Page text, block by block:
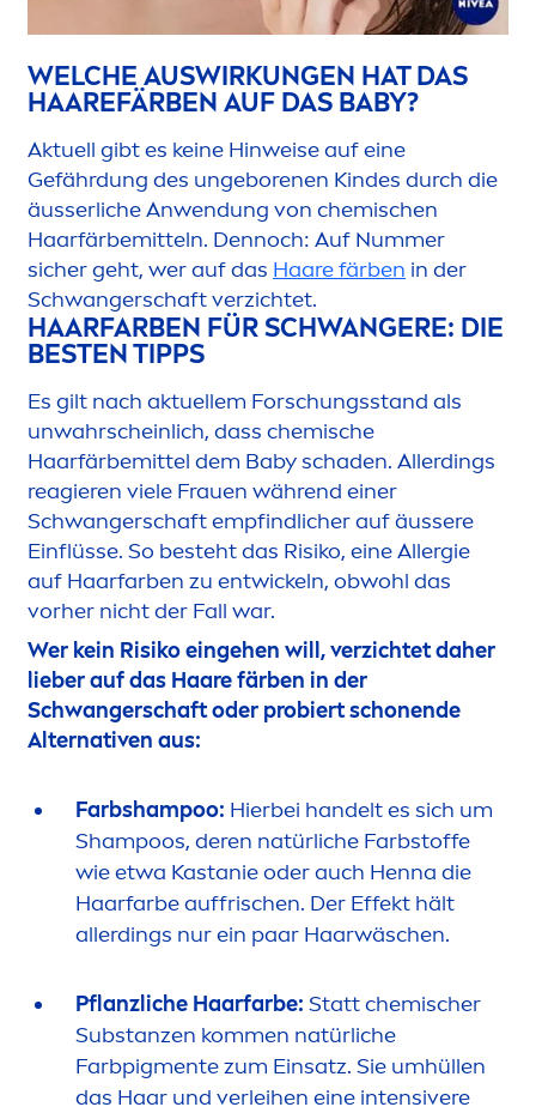
WELCHE AUSWIRKUNGEN HAT DAS
HAAREFÄRBEN AUF DAS BABY?
Aktuell gibt es keine Hinweise auf eine
Gefährdung des ungeborenen Kindes durch die
äusserliche Anwendung von chemischen
Haarfärbemitteln. Dennoch: Auf Nummer
sicher geht, wer auf das Haare färben in der
Schwangerschaft verzichtet.
HAARFARBEN FÜR SCHWANGERE: DIE
BESTEN TIPPS
Es gilt nach aktuellem Forschungsstand als
unwahrscheinlich, dass chemische
Haarfärbemittel dem Baby schaden. Allerdings
reagieren viele Frauen während einer
Schwangerschaft empfindlicher auf äussere
Einflüsse. So besteht das Risiko, eine Allergie
auf Haarfarben zu entwickeln, obwohl das
vorher nicht der Fall war.
Wer kein Risiko eingehen will, verzichtet daher
lieber auf das Haare färben in der
Schwangerschaft oder probiert schonende
Alternativen aus:
Farbshampoo: Hierbei handelt es sich um
Shampoos, deren natürliche Farbstoffe
wie etwa Kastanie oder auch Henna die
Haarfarbe auffrischen. Der Effekt hält
allerdings nur ein paar Haarwäschen.
Pflanzliche Haarfarbe: Statt chemischer
Substanzen kommen natürliche
Farbpigmente zum Einsatz. Sie umhüllen
das Haar und verleihen eine intensivere